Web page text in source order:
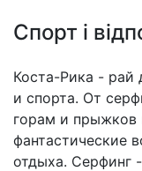
Спорт і
Коста-Рика - рай
и спорта. От
горам и прыжков
фантастические
отдыха. Серфинг